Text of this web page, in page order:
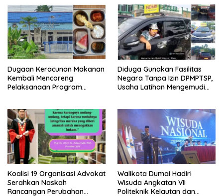
Dugaan Keracunan Makanan
Kembali Mencoreng
Pelaksanaan Program
Bersama Kota Dumai
Diduga Gunakan Fasilitas
Negara Tanpa Izin DPMPTSP,
Usaha Latihan Mengemudi
Koalisi 19 Organisasi Advokat
Serahkan Naskah
Rancangan Perubahan
Walikota Dumai Hadiri
Wisuda Angkatan VII
Politeknik Kelautan dan